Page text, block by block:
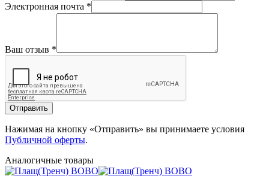
Электронная почта *
Ваш отзыв *
Отправить
Нажимая на кнопку «Отправить» вы принимаете условия
Публичной оферты.
Аналогичные товары